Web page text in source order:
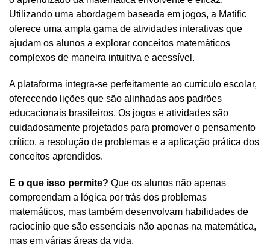
Utilizando uma abordagem baseada em jogos, a Matific
oferece uma ampla gama de atividades interativas que
ajudam os alunos a explorar conceitos matemáticos
complexos de maneira intuitiva e acessível.
A plataforma integra-se perfeitamente ao currículo escolar,
oferecendo lições que são alinhadas aos padrões
educacionais brasileiros. Os jogos e atividades são
cuidadosamente projetados para promover o pensamento
crítico, a resolução de problemas e a aplicação prática dos
conceitos aprendidos.
E o que isso permite? Que os alunos não apenas
compreendam a lógica por trás dos problemas
matemáticos, mas também desenvolvam habilidades de
raciocínio que são essenciais não apenas na matemática,
mas em várias áreas da vida.